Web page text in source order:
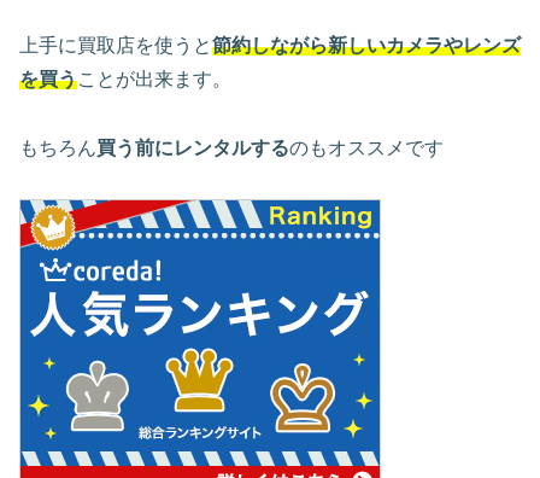
上手に買取店を使うと節約しながら新しいカメラやレンズ
を買うことが出来ます。
もちろん買う前にレンタルするのもオススメです